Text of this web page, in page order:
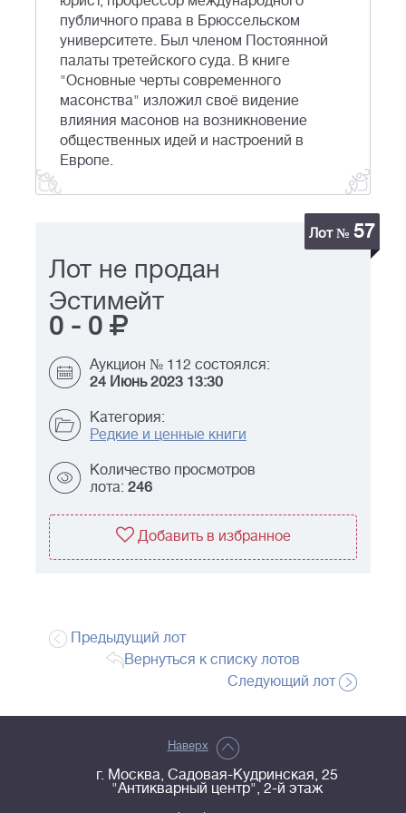
публичного права в Брюссельском
университете. Был членом Постоянной
палаты третейского суда. В книге
"Основные черты современного
масонства" изложил своё видение
влияния масонов на возникновение
общественных идей и настроений в
Европе.
Лот № 57
Лот не продан
Эстимейт
0 - 0
Аукцион № 112 состоялся:
24 Июнь 2023 13:30
Категория:
Редкие и ценные книги
Количество просмотров
лота: 246
Добавить в избранное
Предыдущий лот
Вернуться к списку лотов
Следующий лот
Наверх
г. Москва, Садовая-Кудринская, 25
"Антикварный центр", 2-й этаж